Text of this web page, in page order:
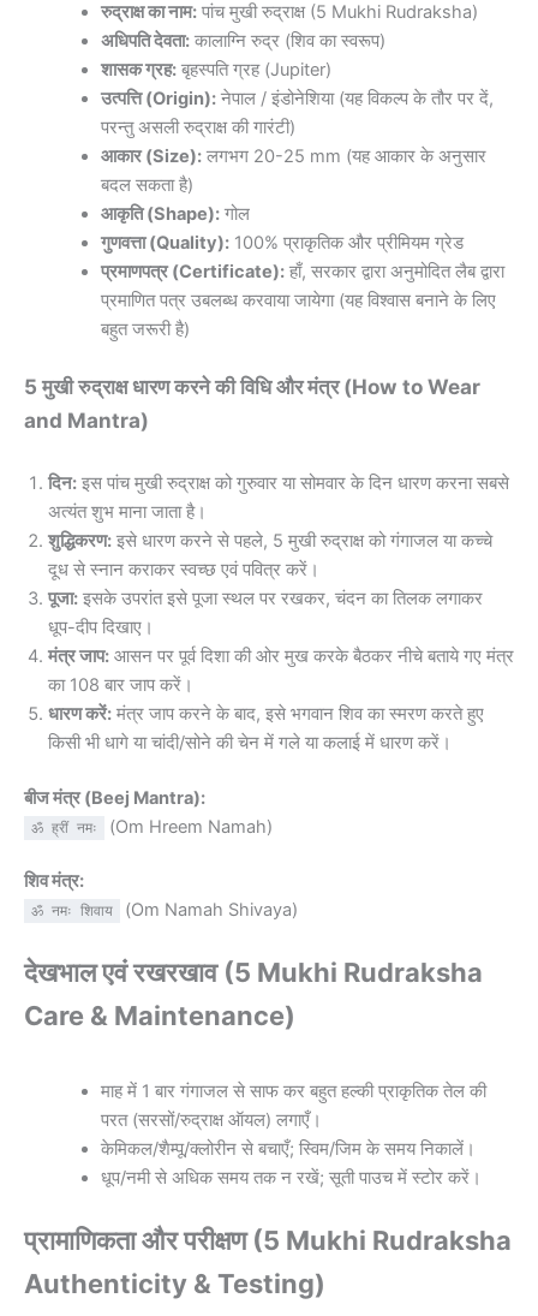
रुद्राक्ष का नाम:पांच मुखी रुद्राक्ष (5 Mukhi Rudraksha)
अधिपति देवता:कालाग्नि रुद्र (शिव का स्वरूप)
शासक ग्रह:बृहस्पति ग्रह (Jupiter)
उत्पत्ति (Origin):नेपाल / इंडोनेशिया (यह विकल्प के तौर पर दें,
परन्तु असली रुद्राक्ष की गारंटी)
आकार (Size):लगभग 20-25 mm (यह आकार के अनुसार
बदल सकता है)
आकृति (Shape):गोल
गुणवत्ता (Quality):100% प्राकृतिक और प्रीमियम ग्रेड
प्रमाणपत्र (Certificate):हाँ, सरकार द्वारा अनुमोदित लैब द्वारा
प्रमाणित पत्र उबलब्ध करवाया जायेगा (यह विश्वास बनाने के लिए
बहुत जरूरी है)
5 मुखी रुद्राक्ष धारण करने की विधि और मंत्र (How to Wear
and Mantra)
दिन: इस पांच मुखी रुद्राक्ष को गुरुवार या सोमवार के दिन धारण करना सबसे
अत्यंत शुभ माना जाता है।
शुद्धिकरण: इसे धारण करने से पहले, 5 मुखी रुद्राक्ष को गंगाजल या कच्चे
दूध से स्नान कराकर स्वच्छ एवं पवित्र करें।
पूजा: इसके उपरांत इसे पूजा स्थल पर रखकर, चंदन का तिलक लगाकर
धूप-दीप दिखाए।
मंत्र जाप: आसन पर पूर्व दिशा की ओर मुख करके बैठकर नीचे बताये गए मंत्र
का 108 बार जाप करें।
धारण करें: मंत्र जाप करने के बाद, इसे भगवान शिव का स्मरण करते हुए
किसी भी धागे या चांदी/सोने की चेन में गले या कलाई में धारण करें।
बीज मंत्र (Beej Mantra):
ॐ ह्रीं नमः (Om Hreem Namah)
शिव मंत्र:
ॐ नमः शिवाय (Om Namah Shivaya)
देखभाल एवं रखरखाव (5 Mukhi Rudraksha
Care & Maintenance)
माह में 1 बार गंगाजल से साफ कर बहुत हल्की प्राकृतिक तेल की
परत (सरसों/रुद्राक्ष ऑयल) लगाएँ।
केमिकल/शैम्पू/क्लोरीन से बचाएँ; स्विम/जिम के समय निकालें।
धूप/नमी से अधिक समय तक न रखें; सूती पाउच में स्टोर करें।
प्रामाणिकता और परीक्षण (5 Mukhi Rudraksha
Authenticity & Testing)